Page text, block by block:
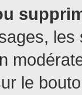
le